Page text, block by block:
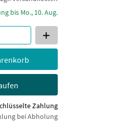
bis Mo., 10. Aug.
Zahlung
bei Abholung